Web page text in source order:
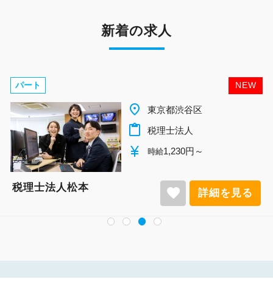
新着の求人
NEW
パート
place 東京都渋谷区
content_paste 税理士法人
currency_yen 時給1,230円～
税理士法人松本 favorite 詳細を見る